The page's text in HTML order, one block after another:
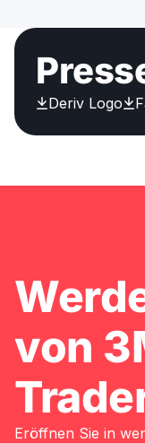
Deriv Logo
von
Eröffnen Sie in